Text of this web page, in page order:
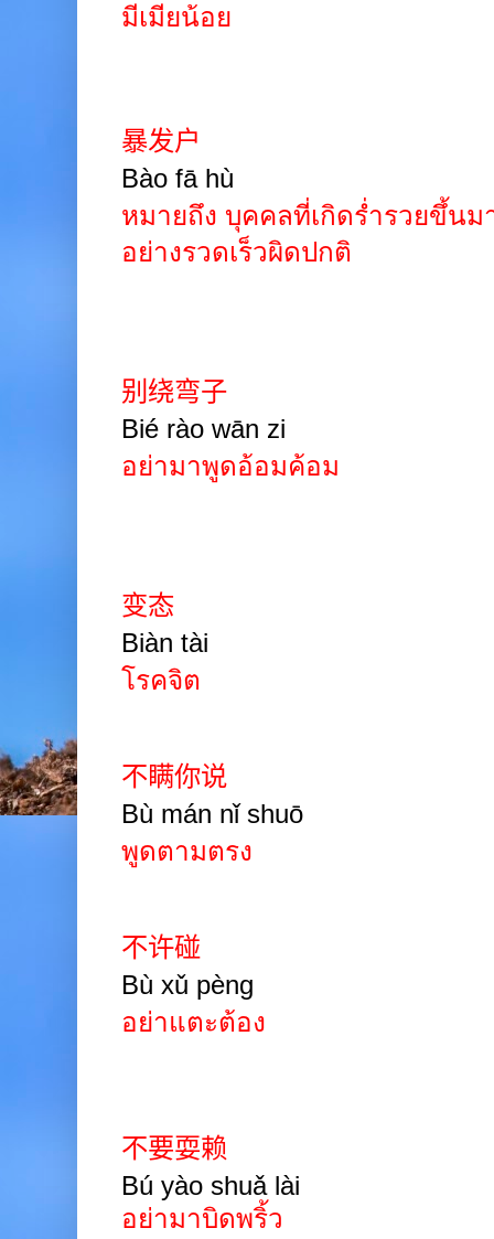
มีเมียน้อย
暴发户
Bào fā hù
หมายถึง บุคคลที่เกิดร่ำรวยขึ้น
อย่างรวดเร็วผิดปกติ
别绕弯子
Bié rào wān zi
อย่ามาพูดอ้อมค้อม
变态
Biàn tài
โรคจิต
不瞒你说
Bù mán nǐ shuō
พูดตามตรง
不许碰
Bù xǔ pèng
อย่าแตะต้อง
不要耍赖
Bú yào shuǎ lài
อย่ามาบิดพริ้ว